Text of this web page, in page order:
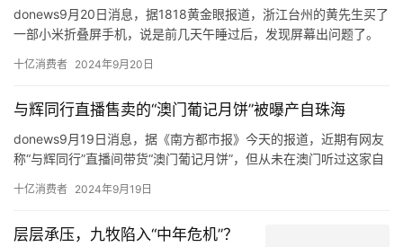
donews9月20日消息，据1818黄金眼报道，浙江台州的黄先生买了
一部小米折叠屏手机，说是前几天午睡过后，发现屏幕出问题了。
了8999元，旧手机抵给它1999，付了7000元。
提供了一张照片，说是寄出前快递员拍的。
十亿消费者 2024年9月20日
与辉同行直播售卖的“澳门葡记月饼”被曝产自珠海
donews9月19日消息，据《南方都市报》今天的报道，近期有网友
称“与辉同行”直播间带货“澳门葡记月饼”，但从未在澳门听过这家自
涉事月饼生产商珠海葡记食品有限公司的工作人员告诉南都记者，
开设门店。而在“澳门葡记月饼”各平台的网店中，详情均显示旗下多
十亿消费者 2024年9月19日
​层层承压，九牧陷入“中年危机”？